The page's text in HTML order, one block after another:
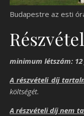
Budapestre az esti
minimum létszám:
A részvételi díj
költségét.
A részvételi díj nem